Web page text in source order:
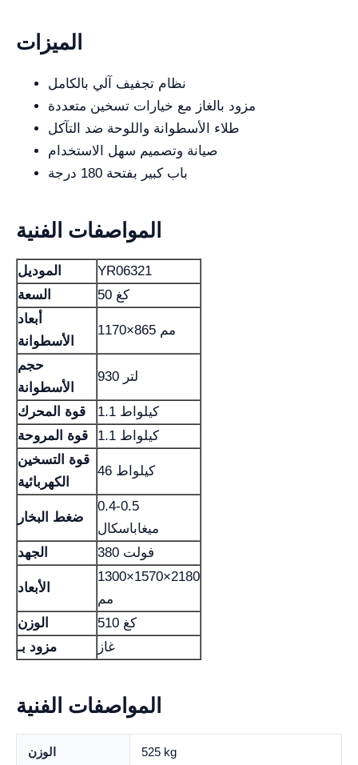
الميزات
نظام تجفيف آلي بالكامل
مزود بالغاز مع خيارات تسخين متعددة
طلاء الأسطوانة واللوحة ضد التآكل
صيانة وتصميم سهل الاستخدام
باب كبير بفتحة 180 درجة
المواصفات الفنية
الموديل
YR06321
السعة
50 كغ
أبعاد
الأسطوانة
1170×865 مم
حجم
الأسطوانة
930 لتر
قوة المحرك
1.1 كيلواط
قوة المروحة
1.1 كيلواط
قوة التسخين
الكهربائية
46 كيلواط
ضغط البخار
0.4-0.5
ميغاباسكال
الجهد
380 فولت
الأبعاد
1300×1570×2180
مم
الوزن
510 كغ
مزود بـ
غاز
المواصفات الفنية
الوزن 525 kg